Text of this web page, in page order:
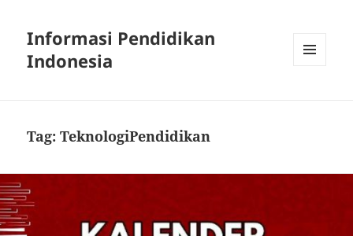
Informasi Pendidikan
Indonesia
Tag:TeknologiPendidikan